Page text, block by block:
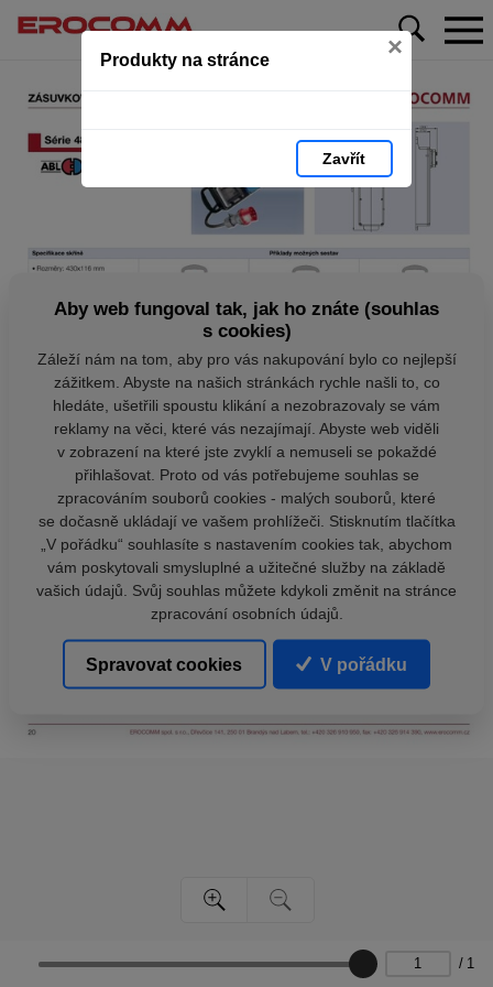
Produkty na stránce ×
Zavřít
/ 1
Aby web fungoval tak, jak ho znáte (souhlas
s cookies)
Záleží nám na tom, aby pro vás nakupování bylo co nejlepší
zážitkem. Abyste na našich stránkách rychle našli to, co
hledáte, ušetřili spoustu klikání a nezobrazovaly se vám
reklamy na věci, které vás nezajímají. Abyste web viděli
v zobrazení na které jste zvyklí a nemuseli se pokaždé
přihlašovat. Proto od vás potřebujeme souhlas se
zpracováním souborů cookies - malých souborů, které
se dočasně ukládají ve vašem prohlížeči. Stisknutím tlačítka
„V pořádku“ souhlasíte s nastavením cookies tak, abychom
vám poskytovali smysluplné a užitečné služby na základě
vašich údajů. Svůj souhlas můžete kdykoli změnit na stránce
zpracování osobních údajů.
Spravovat cookies V pořádku